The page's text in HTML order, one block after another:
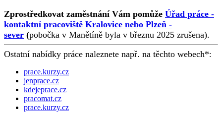
Zprostředkovat zaměstnání Vám pomůže Úřad práce -
kontaktní pracoviště Kralovice nebo Plzeň -
sever (pobočka v Manětíně byla v březnu 2025 zrušena).
Ostatní nabídky práce naleznete např. na těchto webech*:
prace.kurzy.cz
jenprace.cz
kdejeprace.cz
pracomat.cz
prace.kurzy.cz